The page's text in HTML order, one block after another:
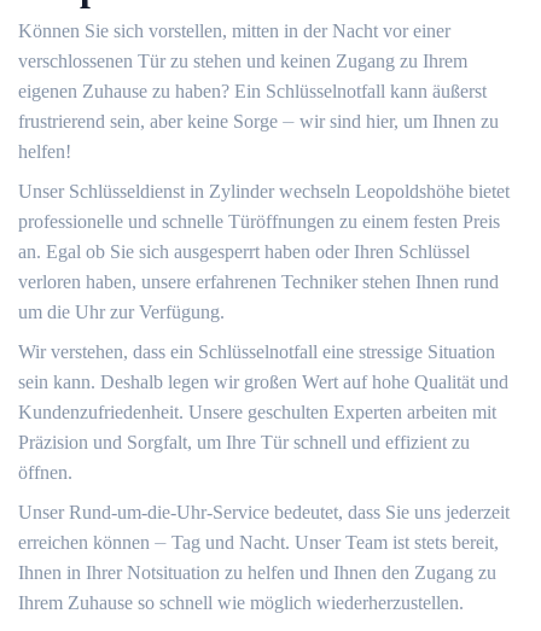
Können Sie sich vorstellen, mitten in der Nacht vor einer
verschlossenen Tür zu stehen und keinen Zugang zu Ihrem
eigenen Zuhause zu haben?​ Ein Schlüsselnotfall kann äußerst
frustrierend sein, aber keine Sorge ⏤ wir sind hier, um Ihnen zu
helfen!​
Unser Schlüsseldienst in Zylinder wechseln Leopoldshöhe bietet
professionelle und schnelle Türöffnungen zu einem festen Preis
an.​ Egal ob Sie sich ausgesperrt haben oder Ihren Schlüssel
verloren haben, unsere erfahrenen Techniker stehen Ihnen rund
um die Uhr zur Verfügung.​
Wir verstehen, dass ein Schlüsselnotfall eine stressige Situation
sein kann.​ Deshalb legen wir großen Wert auf hohe Qualität und
Kundenzufriedenheit. Unsere geschulten Experten arbeiten mit
Präzision und Sorgfalt, um Ihre Tür schnell und effizient zu
öffnen.​
Unser Rund-um-die-Uhr-Service bedeutet, dass Sie uns jederzeit
erreichen können ⏤ Tag und Nacht.​ Unser Team ist stets bereit,
Ihnen in Ihrer Notsituation zu helfen und Ihnen den Zugang zu
Ihrem Zuhause so schnell wie möglich wiederherzustellen.​